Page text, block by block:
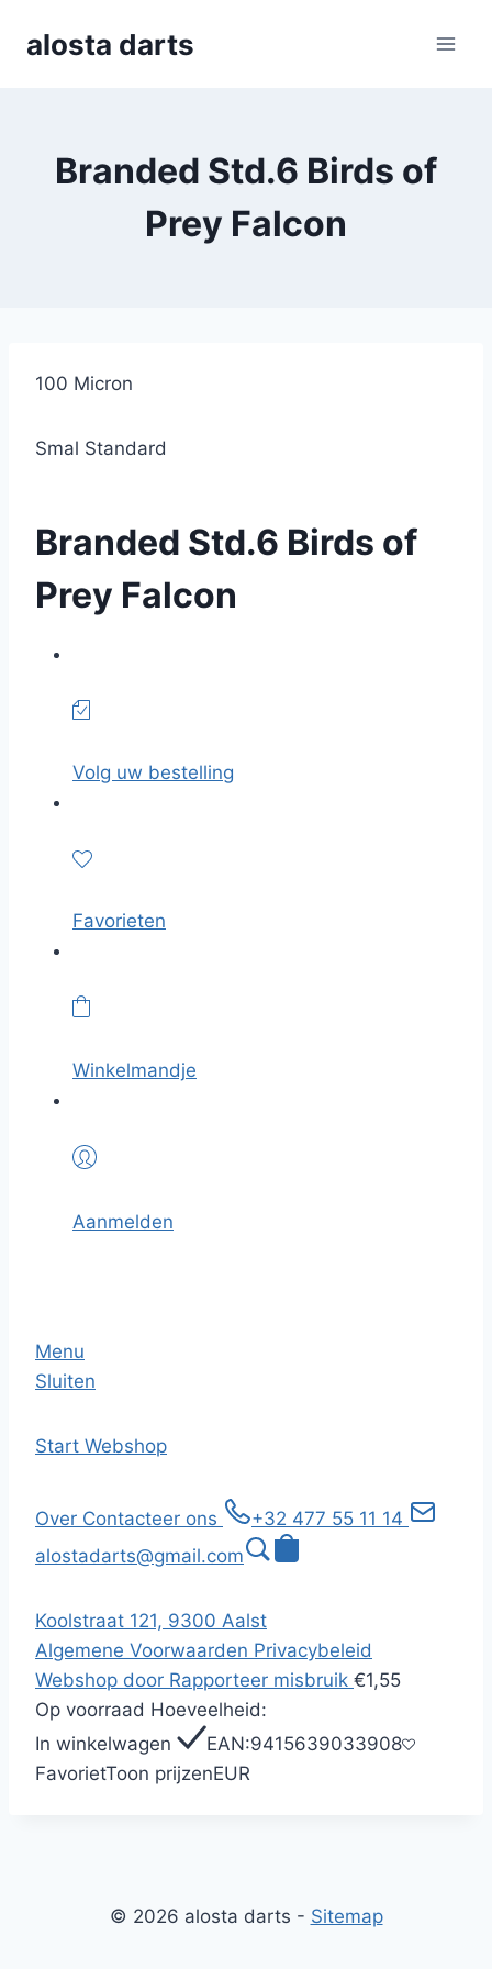
alosta darts
Branded Std.6 Birds of
Prey Falcon
100 Micron
Smal Standard
Branded Std.6 Birds of
Prey Falcon
Volg uw bestelling
Favorieten
Winkelmandje
Aanmelden
Menu
Sluiten
Start Webshop
Over Contacteer ons
+32 477 55 11 14
alostadarts@gmail.com
Koolstraat 121, 9300 Aalst
Algemene Voorwaarden Privacybeleid
Webshop door Rapporteer misbruik €1,55
Op voorraad Hoeveelheid:
In winkelwagen
EAN:9415639033908
FavorietToon prijzenEUR
© 2026 alosta darts - Sitemap